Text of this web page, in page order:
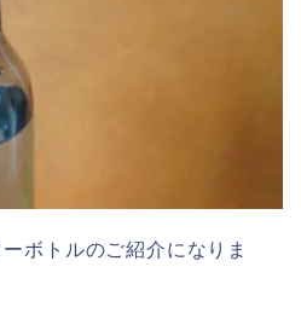
ボトルのご紹介になりま